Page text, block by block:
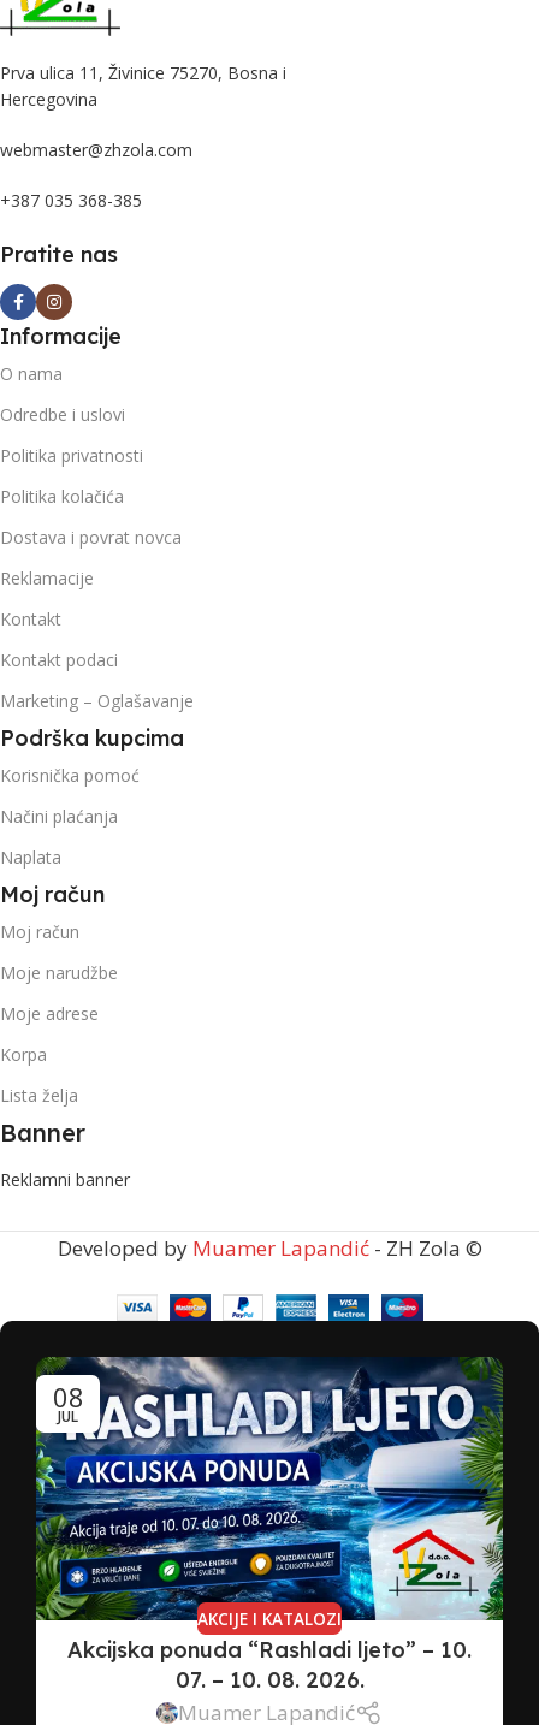
Prva ulica 11, Živinice 75270, Bosna i
Hercegovina
webmaster@zhzola.com
+387 035 368-385
Pratite nas
Informacije
O nama
Odredbe i uslovi
Politika privatnosti
Politika kolačića
Dostava i povrat novca
Reklamacije
Kontakt
Kontakt podaci
Marketing – Oglašavanje
Podrška kupcima
Korisnička pomoć
Načini plaćanja
Naplata
Moj račun
Moj račun
Moje narudžbe
Moje adrese
Korpa
Lista želja
Banner
Reklamni banner
Developed by Muamer Lapandić- ZH Zola ©
08
JUL
AKCIJE I KATALOZI
Akcijska ponuda “Rashladi ljeto” – 10.
07. – 10. 08. 2026.
Muamer Lapandić